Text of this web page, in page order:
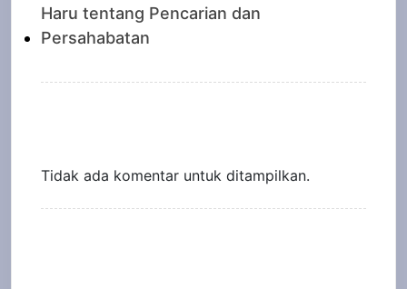
Haru tentang Pencarian dan
Persahabatan
Tidak ada komentar untuk ditampilkan.